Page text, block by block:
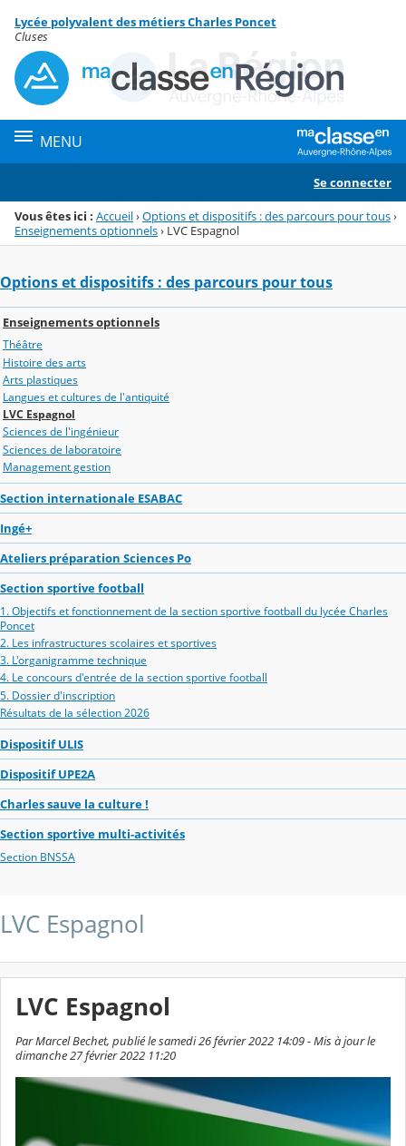
Menu de la rubrique
Contenu
Lycée polyvalent des métiers Charles Poncet
Cluses
MENU
Se connecter
Vous êtes ici : Accueil›Options et dispositifs : des parcours pour tous›
Enseignements optionnels› LVC Espagnol
Options et dispositifs : des parcours pour tous
Enseignements optionnels
Théâtre
Histoire des arts
Arts plastiques
Langues et cultures de l'antiquité
LVC Espagnol
Sciences de l'ingénieur
Sciences de laboratoire
Management gestion
Section internationale ESABAC
Ingé+
Ateliers préparation Sciences Po
Section sportive football
1. Objectifs et fonctionnement de la section sportive football du lycée Charles
Poncet
2. Les infrastructures scolaires et sportives
3. L'organigramme technique
4. Le concours d'entrée de la section sportive football
5. Dossier d'inscription
Résultats de la sélection 2026
Dispositif ULIS
Dispositif UPE2A
Charles sauve la culture !
Section sportive multi-activités
Section BNSSA
LVC Espagnol
LVC Espagnol
Par Marcel Bechet, publié le samedi 26 février 2022 14:09 - Mis à jour le
dimanche 27 février 2022 11:20